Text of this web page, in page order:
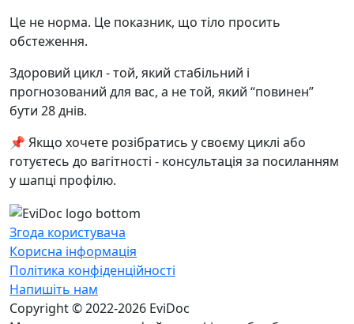
Це не норма. Це показник, що тіло просить
обстеження.
Здоровий цикл - той, який стабільний і
прогнозований для вас, а не той, який “повинен”
бути 28 днів.
📌 Якщо хочете розібратись у своєму циклі або
готуєтесь до вагітності - консультація за посиланням
у шапці профілю.
Згода користувача
Корисна інформація
Політика конфіденційності
Напишіть нам
Copyright © 2022-2026 EviDoc